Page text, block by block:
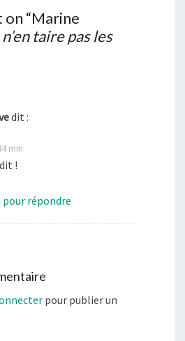
“Marine
taire pas les
dit :
min
!
répondre
pour publier un